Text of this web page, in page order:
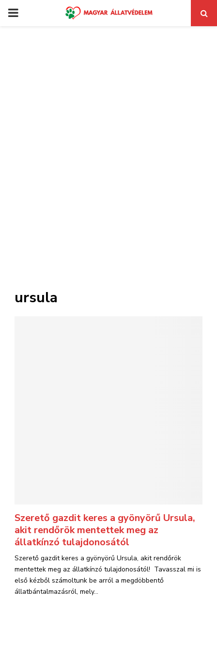
PRIMARY
ursula
Szerető gazdit keres a gyönyörű Ursula,
akit rendőrök mentettek meg az
állatkínzó tulajdonosától
Szerető gazdit keres a gyönyörű Ursula, akit rendőrök
mentettek meg az állatkínzó tulajdonosától! Tavasszal mi is
első kézből számoltunk be arról a megdöbbentő
állatbántalmazásról, mely...